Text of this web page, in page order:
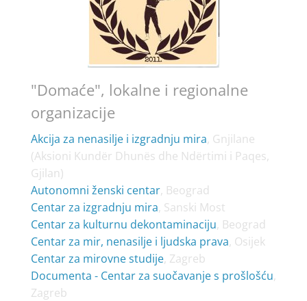
"Domaće", lokalne i regionalne
organizacije
Akcija za nenasilje i izgradnju mira, Gnjilane
(Aksioni Kundër Dhunës dhe Ndërtimi i Paqes,
Gjilan)
Autonomni ženski centar, Beograd
Centar za izgradnju mira, Sanski Most
Centar za kulturnu dekontaminaciju, Beograd
Centar za mir, nenasilje i ljudska prava, Osijek
Centar za mirovne studije, Zagreb
Documenta - Centar za suočavanje s prošlošću,
Zagreb